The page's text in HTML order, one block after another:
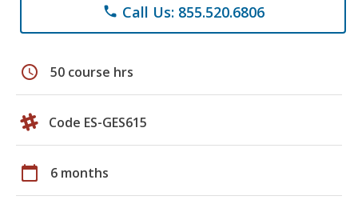
phone Call Us: 855.520.6806
schedule 50 course hrs
Code ES-GES615
calendar_today 6 months